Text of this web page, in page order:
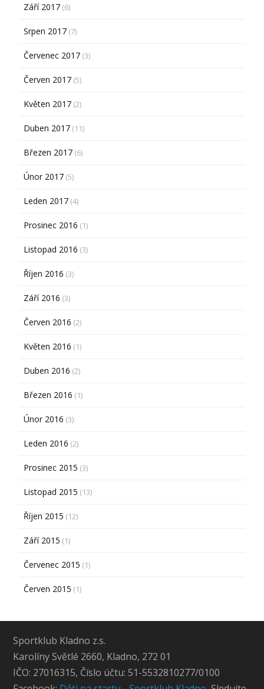
Září 2017 (6)
Srpen 2017 (7)
Červenec 2017 (3)
Červen 2017 (5)
Květen 2017 (2)
Duben 2017 (11)
Březen 2017 (6)
Únor 2017 (5)
Leden 2017 (4)
Prosinec 2016 (1)
Listopad 2016 (3)
Říjen 2016 (3)
Září 2016 (3)
Červen 2016 (2)
Květen 2016 (1)
Duben 2016 (2)
Březen 2016 (1)
Únor 2016 (3)
Leden 2016 (2)
Prosinec 2015 (3)
Listopad 2015 (13)
Říjen 2015 (12)
Září 2015 (1)
Červenec 2015 (1)
Červen 2015 (1)
Sportklub Kladno z.s.
Karolíny Světlé 2660, Kladno, 272 01
IČO: 27016315, Číslo účtu: 51-5532810277/0100